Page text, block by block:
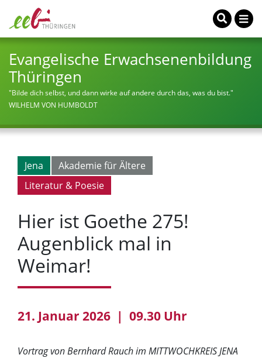
Evangelische Erwachsenenbildung
Thüringen
"Bilde dich selbst, und dann wirke auf andere durch das, was du bist."
WILHELM VON HUMBOLDT
Jena
Akademie für Ältere
Literatur & Poesie
Hier ist Goethe 275!
Augenblick mal in
Weimar!
21. Januar 2026 | 09.30 Uhr
Vortrag von Bernhard Rauch im MITTWOCHKREIS JENA